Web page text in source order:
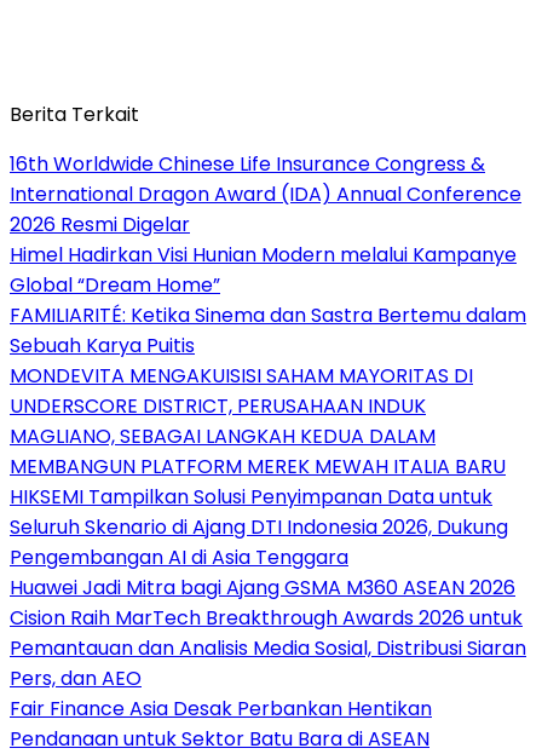
Berita Terkait
16th Worldwide Chinese Life Insurance Congress &
International Dragon Award (IDA) Annual Conference
2026 Resmi Digelar
Himel Hadirkan Visi Hunian Modern melalui Kampanye
Global “Dream Home”
FAMILIARITÉ: Ketika Sinema dan Sastra Bertemu dalam
Sebuah Karya Puitis
MONDEVITA MENGAKUISISI SAHAM MAYORITAS DI
UNDERSCORE DISTRICT, PERUSAHAAN INDUK
MAGLIANO, SEBAGAI LANGKAH KEDUA DALAM
MEMBANGUN PLATFORM MEREK MEWAH ITALIA BARU
HIKSEMI Tampilkan Solusi Penyimpanan Data untuk
Seluruh Skenario di Ajang DTI Indonesia 2026, Dukung
Pengembangan AI di Asia Tenggara
Huawei Jadi Mitra bagi Ajang GSMA M360 ASEAN 2026
Cision Raih MarTech Breakthrough Awards 2026 untuk
Pemantauan dan Analisis Media Sosial, Distribusi Siaran
Pers, dan AEO
Fair Finance Asia Desak Perbankan Hentikan
Pendanaan untuk Sektor Batu Bara di ASEAN